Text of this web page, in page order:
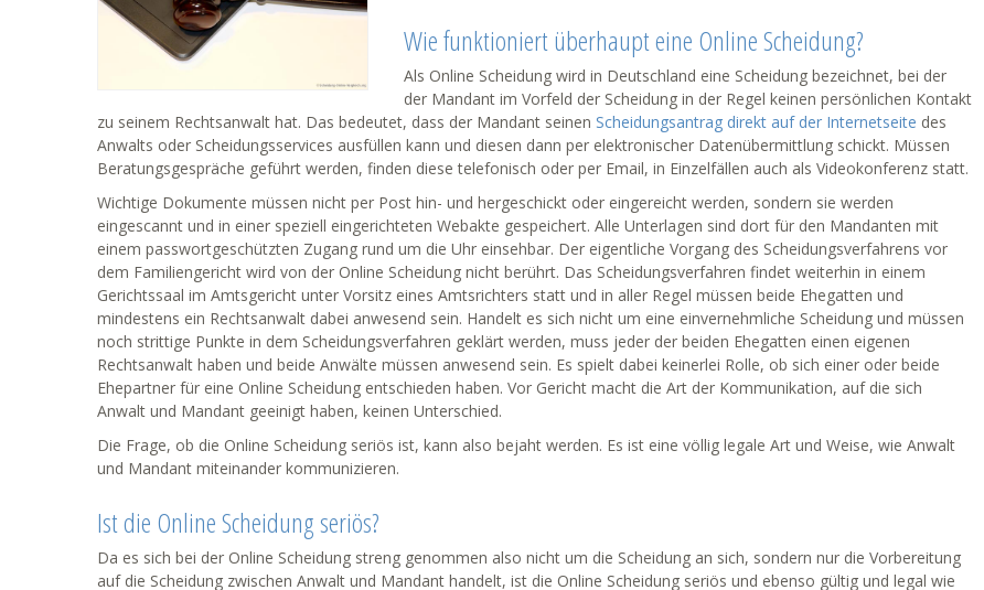
Wie funktioniert überhaupt eine Online Scheidung?
Als Online Scheidung wird in Deutschland eine Scheidung bezeichnet, bei der
der Mandant im Vorfeld der Scheidung in der Regel keinen persönlichen Kontakt
zu seinem Rechtsanwalt hat. Das bedeutet, dass der Mandant seinen Scheidungsantrag direkt auf der Internetseite des
Anwalts oder Scheidungsservices ausfüllen kann und diesen dann per elektronischer Datenübermittlung schickt. Müssen
Beratungsgespräche geführt werden, finden diese telefonisch oder per Email, in Einzelfällen auch als Videokonferenz statt.
Wichtige Dokumente müssen nicht per Post hin- und hergeschickt oder eingereicht werden, sondern sie werden
eingescannt und in einer speziell eingerichteten Webakte gespeichert. Alle Unterlagen sind dort für den Mandanten mit
einem passwortgeschützten Zugang rund um die Uhr einsehbar. Der eigentliche Vorgang des Scheidungsverfahrens vor
dem Familiengericht wird von der Online Scheidung nicht berührt. Das Scheidungsverfahren findet weiterhin in einem
Gerichtssaal im Amtsgericht unter Vorsitz eines Amtsrichters statt und in aller Regel müssen beide Ehegatten und
mindestens ein Rechtsanwalt dabei anwesend sein. Handelt es sich nicht um eine einvernehmliche Scheidung und müssen
noch strittige Punkte in dem Scheidungsverfahren geklärt werden, muss jeder der beiden Ehegatten einen eigenen
Rechtsanwalt haben und beide Anwälte müssen anwesend sein. Es spielt dabei keinerlei Rolle, ob sich einer oder beide
Ehepartner für eine Online Scheidung entschieden haben. Vor Gericht macht die Art der Kommunikation, auf die sich
Anwalt und Mandant geeinigt haben, keinen Unterschied.
Die Frage, ob die Online Scheidung seriös ist, kann also bejaht werden. Es ist eine völlig legale Art und Weise, wie Anwalt
und Mandant miteinander kommunizieren.
Ist die Online Scheidung seriös?
Da es sich bei der Online Scheidung streng genommen also nicht um die Scheidung an sich, sondern nur die Vorbereitung
auf die Scheidung zwischen Anwalt und Mandant handelt, ist die Online Scheidung seriös und ebenso gültig und legal wie